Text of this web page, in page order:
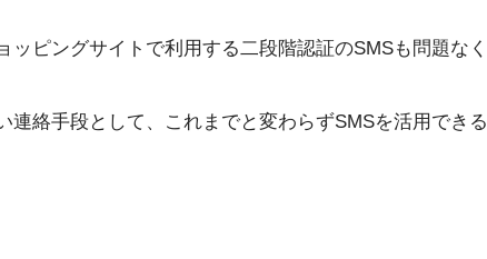
ッピングサイトで利用する二段階認証のSMSも問題なく
連絡手段として、これまでと変わらずSMSを活用できる